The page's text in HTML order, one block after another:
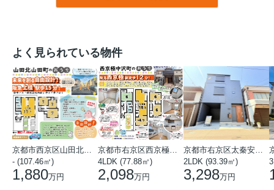
よく見られている物件
- (107.46㎡)
1,880万円
4LDK (77.88㎡)
2,098万円
2LDK (93.39㎡)
3,298万円